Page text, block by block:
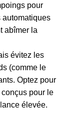
pour
automatiques
abîmer la
évitez les
(comme le
Optez pour
pour le
élevée.